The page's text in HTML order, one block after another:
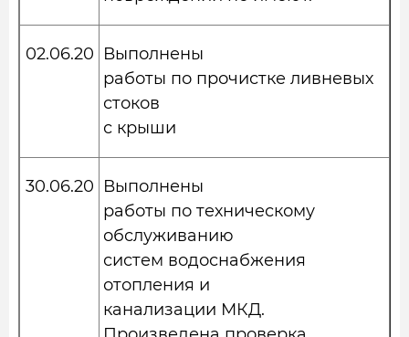
02.06.20 Выполнены
работы по прочистке ливневых
стоков
с крыши
30.06.20 Выполнены
работы по техническому
обслуживанию
систем водоснабжения
отопления и
канализации МКД.